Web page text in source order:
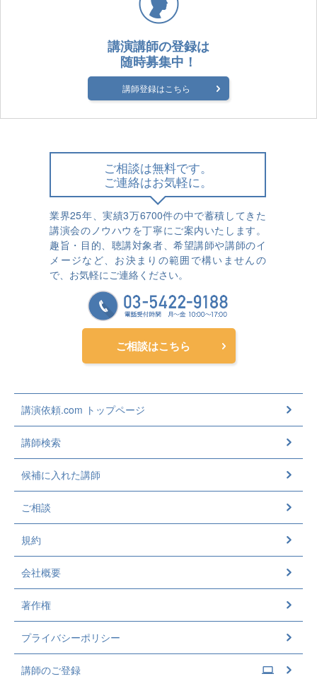
講演講師の登録は
随時募集中！
講師登録はこちら
ご相談は無料です。
ご連絡はお気軽に。
業界25年、実績3万6700件の中で蓄積してきた
講演会のノウハウを丁寧にご案内いたします。
趣旨・目的、聴講対象者、希望講師や講師のイ
メージなど、お決まりの範囲で構いませんの
で、お気軽にご連絡ください。
ご相談はこちら
講演依頼.com トップページ
講師検索
候補に入れた講師
ご相談
規約
会社概要
著作権
プライバシーポリシー
講師のご登録